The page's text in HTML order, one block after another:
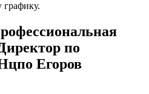
графику.
по
Егоров